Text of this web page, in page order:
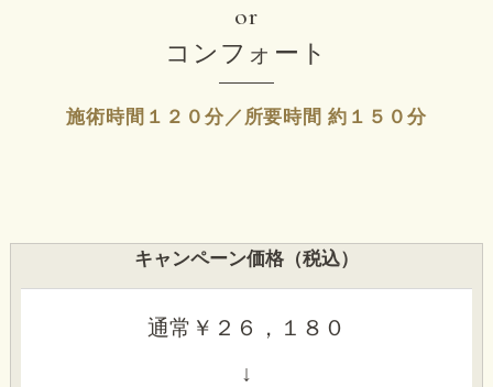
or
コンフォート
施術時間１２０分／所要時間 約１５０分
キャンペーン価格（税込）
通常￥２６，１８０
↓